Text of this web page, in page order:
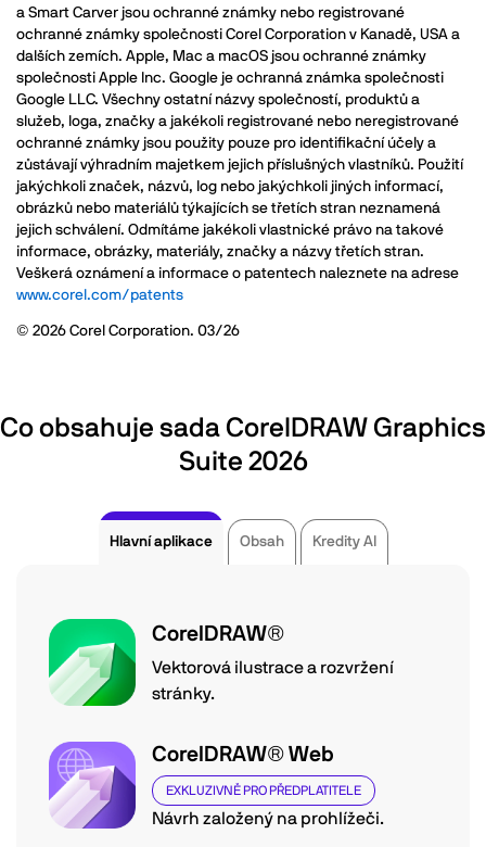
a Smart Carver jsou ochranné známky nebo registrované
ochranné známky společnosti Corel Corporation v Kanadě, USA a
dalších zemích. Apple, Mac a macOS jsou ochranné známky
společnosti Apple Inc. Google je ochranná známka společnosti
Google LLC. Všechny ostatní názvy společností, produktů a
služeb, loga, značky a jakékoli registrované nebo neregistrované
ochranné známky jsou použity pouze pro identifikační účely a
zůstávají výhradním majetkem jejich příslušných vlastníků. Použití
jakýchkoli značek, názvů, log nebo jakýchkoli jiných informací,
obrázků nebo materiálů týkajících se třetích stran neznamená
jejich schválení. Odmítáme jakékoli vlastnické právo na takové
informace, obrázky, materiály, značky a názvy třetích stran.
Veškerá oznámení a informace o patentech naleznete na adrese
www.corel.com/patents
© 2026 Corel Corporation. 03/26
Co obsahuje sada CorelDRAW Graphics
Suite 2026
Hlavní aplikace Obsah Kredity AI
CorelDRAW®
Vektorová ilustrace a rozvržení
stránky.
CorelDRAW® Web
EXKLUZIVNĚ PRO PŘEDPLATITELE
Návrh založený na prohlížeči.